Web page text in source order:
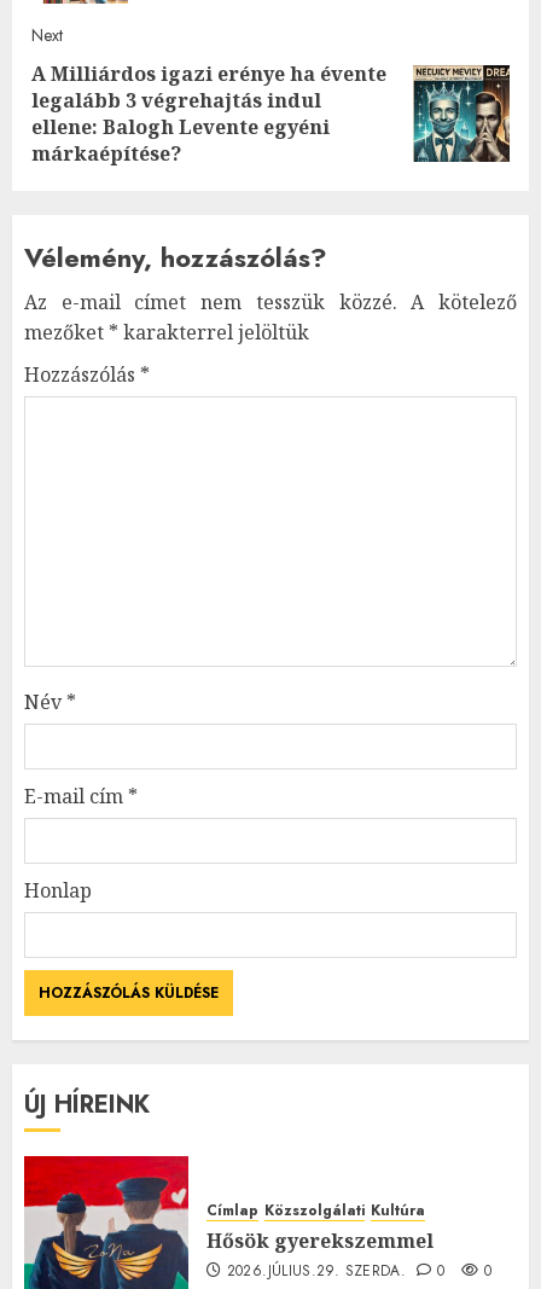
Next
Next
post:
A Milliárdos igazi erénye ha évente
legalább 3 végrehajtás indul
ellene: Balogh Levente egyéni
márkaépítése?
Vélemény, hozzászólás?
Az e-mail címet nem tesszük közzé. A kötelező
mezőket * karakterrel jelöltük
Hozzászólás *
Név*
E-mail cím *
Honlap
ÚJ HÍREINK
Címlap Közszolgálati Kultúra
Hősök gyerekszemmel
2026.JÚLIUS.29. SZERDA. 0 0